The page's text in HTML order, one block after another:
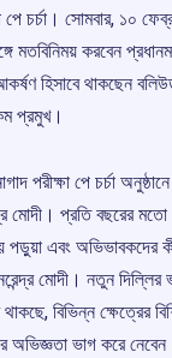
চর্চা। সোমবার, ১০
মতবিনিময় করবেন
হিসাবে থাকছেন
প্রমুখ।
পরীক্ষা পে চর্চা অনুষ্ঠানে
মোদী। প্রতি বছরের মতো
পড়ুয়া এবং অভিভাবকদের
নরেন্দ্র মোদী। নতুন
বিভিন্ন ক্ষেত্রের
অভিজ্ঞতা ভাগ করে